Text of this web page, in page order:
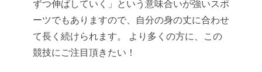
ずつ伸ばしていく」という意味合いが強いスポ
ーツでもありますので、自分の身の丈に合わせ
て長く続けられます。
より多くの方に、この
競技にご注目頂きたい！